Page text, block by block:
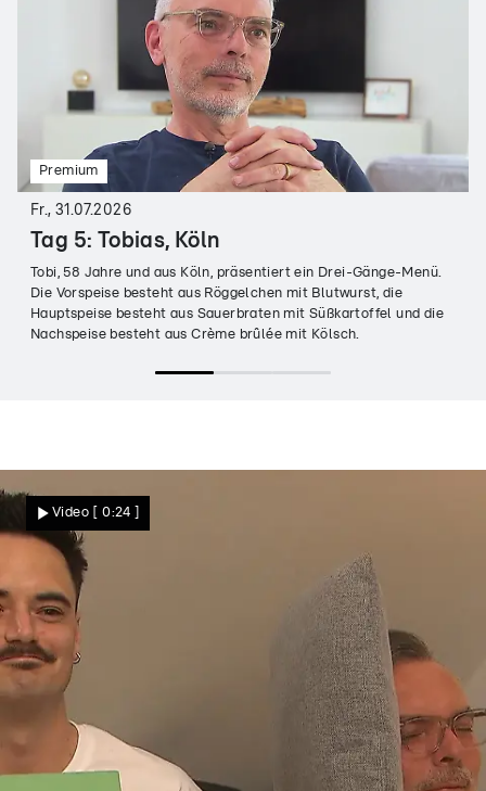
Premium
Fr., 31.07.2026
Tag 5: Tobias, Köln
Tobi, 58 Jahre und aus Köln, präsentiert ein Drei-Gänge-Menü.
Die Vorspeise besteht aus Röggelchen mit Blutwurst, die
Hauptspeise besteht aus Sauerbraten mit Süßkartoffel und die
Nachspeise besteht aus Crème brûlée mit Kölsch.
Video [ 0:24 ]